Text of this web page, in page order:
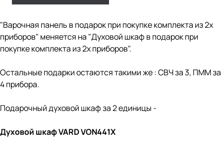
"Варочная панель в подарок при покупке комплекта из 2х
приборов" меняется на "Духовой шкаф в подарок при
покупке комплекта из 2х приборов".
Остальные подарки остаются такими же : СВЧ за 3, ПММ за
4 прибора.
Подарочный духовой шкаф за 2 единицы -
Духовой шкаф VARD VON441X